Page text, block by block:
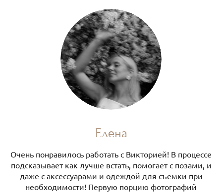
Елена
Очень понравилось работать с Викторией! В процессе
подсказывает как лучше встать, помогает с позами, и
даже с аксессуарами и одеждой для съемки при
необходимости! Первую порцию фотографий